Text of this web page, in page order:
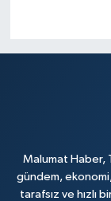
Malumat Haber,
gündem,
tarafsız ve hızlı